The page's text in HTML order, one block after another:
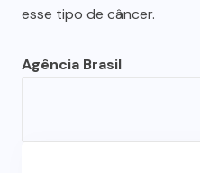
esse tipo de câncer.
Agência Brasil